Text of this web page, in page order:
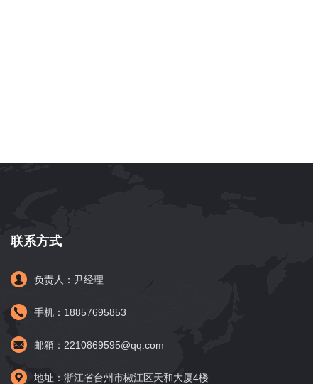
联系方式
负责人：尹经理
手机：18857695853
邮箱：2210869595@qq.com
地址：浙江省台州市椒江区天和大厦4楼